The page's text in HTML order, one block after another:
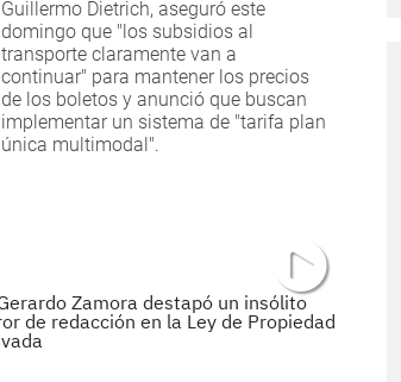
Guillermo Dietrich, aseguró este
domingo que "los subsidios al
transporte claramente van a
continuar" para mantener los precios
de los boletos y anunció que buscan
implementar un sistema de "tarifa plan
única multimodal".